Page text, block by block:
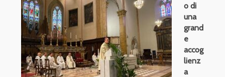
o di
una
grand
e
accog
lienz
a